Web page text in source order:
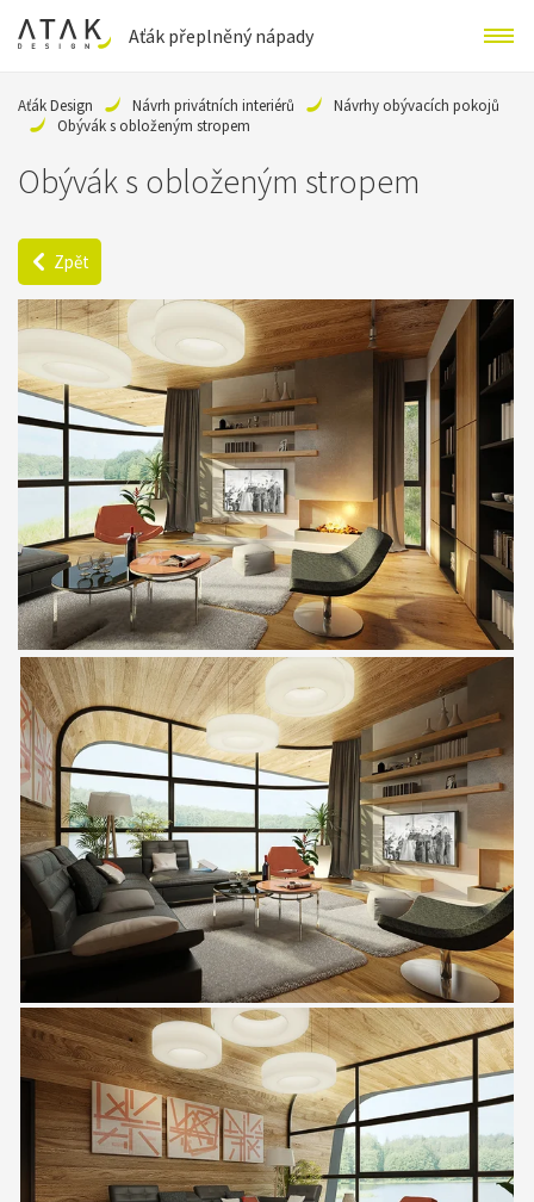
Aťák přeplněný nápady
Aťák Design Návrh privátních interiérů
Návrhy obývacích pokojů
Obývák s obloženým stropem
Obývák s obloženým stropem
Zpět